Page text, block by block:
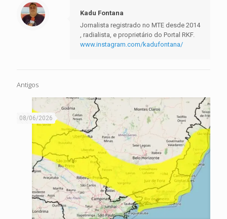
Kadu Fontana
Jornalista registrado no MTE desde 2014
, radialista, e proprietário do Portal RKF.
www.instagram.com/kadufontana/
Antigos
08/06/2026